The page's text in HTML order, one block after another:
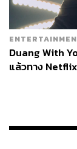
Duang With
แล้วทาง Netflix